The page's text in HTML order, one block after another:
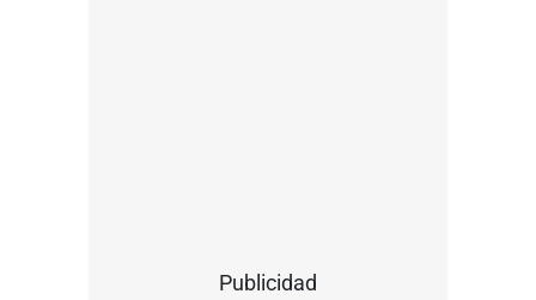
Publicidad